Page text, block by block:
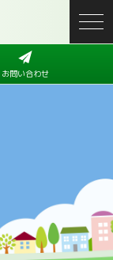
お問い合わせ